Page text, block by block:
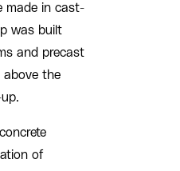
made in cast-
was built
and precast
above the
of